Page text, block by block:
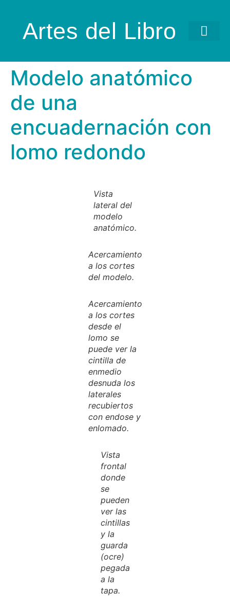
Artes del Libro
Modelo anatómico
de una
encuadernación con
lomo redondo
Vista
lateral del
modelo
anatómico.
Acercamiento
a los cortes
del modelo.
Acercamiento
a los cortes
desde el
lomo se
puede ver la
cintilla de
enmedio
desnuda los
laterales
recubiertos
con endose y
enlomado.
Vista
frontal
donde
se
pueden
ver las
cintillas
y la
guarda
(ocre)
pegada
a la
tapa.